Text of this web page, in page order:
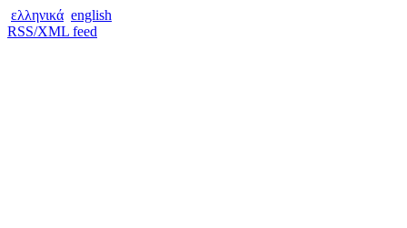
ελληνικά english
RSS/XML feed